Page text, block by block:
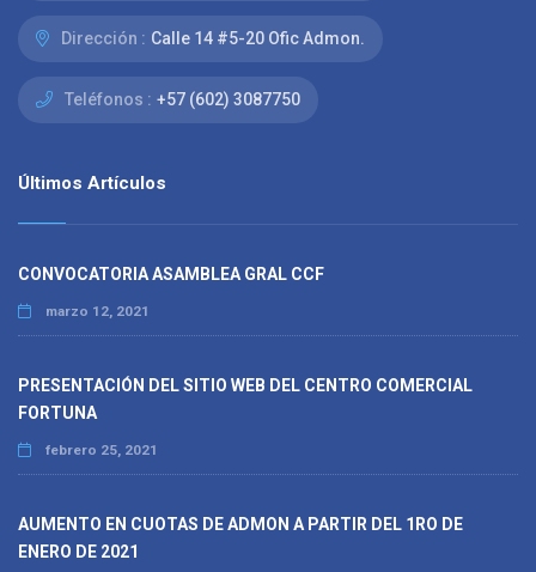
Dirección : Calle 14 #5-20 Ofic Admon.
Teléfonos : +57 (602) 3087750
Últimos Artículos
CONVOCATORIA ASAMBLEA GRAL CCF
marzo 12, 2021
PRESENTACIÓN DEL SITIO WEB DEL CENTRO COMERCIAL
FORTUNA
febrero 25, 2021
AUMENTO EN CUOTAS DE ADMON A PARTIR DEL 1RO DE
ENERO DE 2021